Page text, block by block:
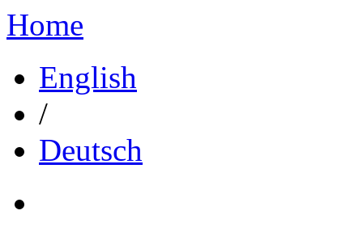
Home
English
/
Deutsch